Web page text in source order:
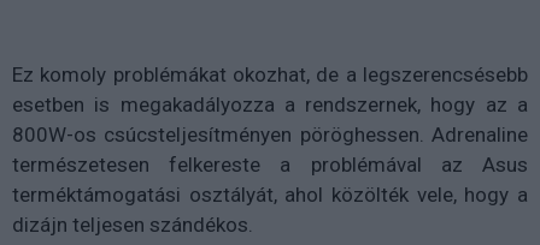
Ez komoly problémákat okozhat, de a legszerencsésebb
esetben is megakadályozza a rendszernek, hogy az a
800W-os csúcsteljesítményen pöröghessen. Adrenaline
természetesen felkereste a problémával az Asus
terméktámogatási osztályát, ahol közölték vele, hogy a
dizájn teljesen szándékos.